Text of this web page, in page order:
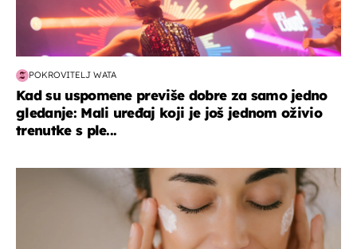
POKROVITELJ WATA
Kad su uspomene previše dobre za samo jedno
gledanje: Mali uređaj koji je još jednom oživio
trenutke s ple...
moda & ljepota